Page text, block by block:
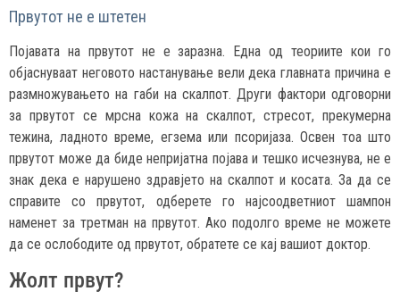
Првутот не е штетен
Појавата на првутот не е заразна. Една од теориите кои го
објаснуваат неговото настанување вели дека главната причина е
размножувањето на габи на скалпот. Други фактори одговорни
за првутот се мрсна кожа на скалпот, стресот, прекумерна
тежина, ладното време, егзема или псоријаза. Освен тоа што
првутот може да биде непријатна појава и тешко исчезнува, не е
знак дека е нарушено здравјето на скалпот и косата. За да се
справите со првутот, одберете го најсоодветниот шампон
наменет за третман на првутот. Ако подолго време не можете
да се ослободите од првутот, обратете се кај вашиот доктор.
Жолт првут?